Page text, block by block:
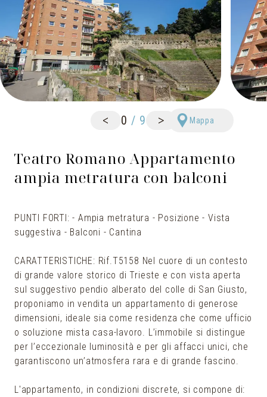
< 0 / 9 > Mappa
Teatro Romano Appartamento
ampia metratura con balconi
PUNTI FORTI: - Ampia metratura - Posizione - Vista
suggestiva - Balconi - Cantina
CARATTERISTICHE: Rif.T5158 Nel cuore di un contesto
di grande valore storico di Trieste e con vista aperta
sul suggestivo pendio alberato del colle di San Giusto,
proponiamo in vendita un appartamento di generose
dimensioni, ideale sia come residenza che come ufficio
o soluzione mista casa-lavoro. L’immobile si distingue
per l’eccezionale luminosità e per gli affacci unici, che
garantiscono un’atmosfera rara e di grande fascino.
L'appartamento, in condizioni discrete, si compone di: